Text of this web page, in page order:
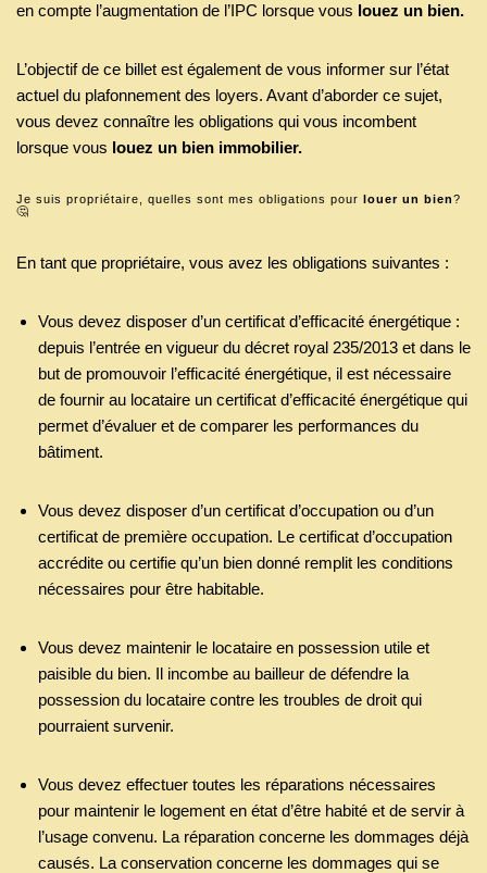
en compte l’augmentation de l’IPC lorsque vous louez un bien.
L’objectif de ce billet est également de vous informer sur l’état
actuel du plafonnement des loyers. Avant d’aborder ce sujet,
vous devez connaître les obligations qui vous incombent
lorsque vous louez un bien immobilier.
Je suis propriétaire, quelles sont mes obligations pour louer un bien?
🤔
En tant que propriétaire, vous avez les obligations suivantes :
Vous devez disposer d’un certificat d’efficacité énergétique :
depuis l’entrée en vigueur du décret royal 235/2013 et dans le
but de promouvoir l’efficacité énergétique, il est nécessaire
de fournir au locataire un certificat d’efficacité énergétique qui
permet d’évaluer et de comparer les performances du
bâtiment.
Vous devez disposer d’un certificat d’occupation ou d’un
certificat de première occupation. Le certificat d’occupation
accrédite ou certifie qu’un bien donné remplit les conditions
nécessaires pour être habitable.
Vous devez maintenir le locataire en possession utile et
paisible du bien. Il incombe au bailleur de défendre la
possession du locataire contre les troubles de droit qui
pourraient survenir.
Vous devez effectuer toutes les réparations nécessaires
pour maintenir le logement en état d’être habité et de servir à
l’usage convenu. La réparation concerne les dommages déjà
causés. La conservation concerne les dommages qui se